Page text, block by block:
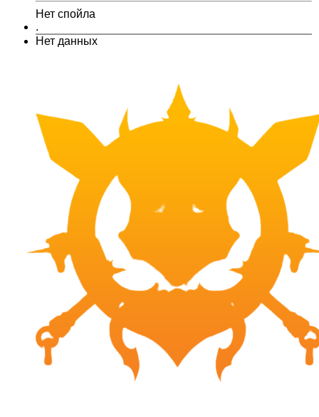
Нет спойла
.
Нет данных